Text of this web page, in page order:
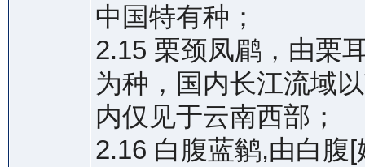
中国特有种；
2.15 栗颈凤鹛，由栗
为种，国内长江流域
内仅见于云南西部；
2.16 白腹蓝鹟,由白腹